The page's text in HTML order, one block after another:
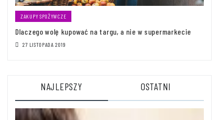
ZAKUPY SPOŻYWCZE
Dlaczego wolę kupować na targu, a nie w supermarkecie
27 LISTOPADA 2019
NAJLEPSZY OSTATNI